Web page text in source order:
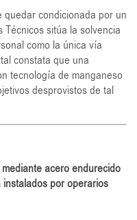
condicionada por un
sitúa la solvencia
como la única vía
constata que una
tecnología de manganeso
desprovistos de tal
acero endurecido
por operarios